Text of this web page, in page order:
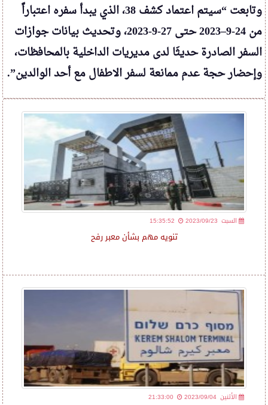
وتابعت “سيتم اعتماد كشف 38، الذي يبدأ سفره اعتباراً
من 24-9–2023 حتى 27-9-2023، وتحديث بيانات جوازات
السفر الصادرة حديثَا لدى مديريات الداخلية بالمحافظات،
وإحضار حجة عدم ممانعة لسفر الاطفال مع أحد الوالدين”.
15:35:52
تنويه مهم بشأن معبر رفح
21:33:00